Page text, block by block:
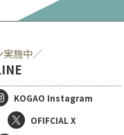
実施中／
KOGAO Instagram
OFIFCIAL X